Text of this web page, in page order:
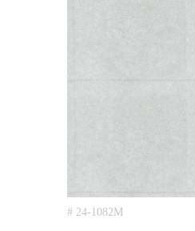
# 24-1082M